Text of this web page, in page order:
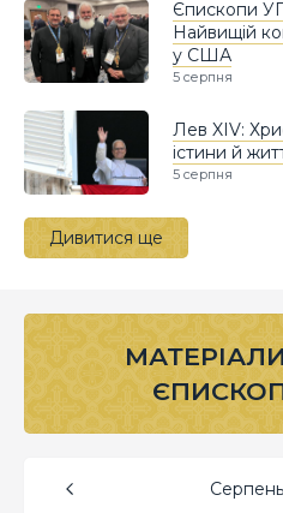
Єпископи
Найвищій
у США
5 серпня
Лев XIV:
істини й
5 серпня
Дивитися ще
Серпень